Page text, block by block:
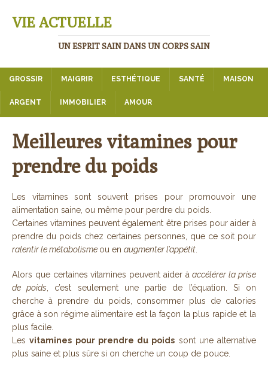
VIE ACTUELLE
UN ESPRIT SAIN DANS UN CORPS SAIN
GROSSIR MAIGRIR ESTHÉTIQUE SANTÉ MAISON
ARGENT IMMOBILIER AMOUR
Meilleures vitamines pour
prendre du poids
Les vitamines sont souvent prises pour promouvoir une
alimentation saine, ou même pour perdre du poids.
Certaines vitamines peuvent également être prises pour aider à
prendre du poids chez certaines personnes, que ce soit pour
ralentir le métabolisme ou en augmenter l’appétit
Alors que certaines vitamines peuvent aider àaccélérer la prise
de poids , c’est seulement une partie de l’équation. Si on
cherche à prendre du poids, consommer plus de calories
grâce à son régime alimentaire est la façon la plus rapide et la
plus facile.
Lesvitamines pour prendre du poids sont une alternative
plus saine et plus sûre si on cherche un coup de pouce.